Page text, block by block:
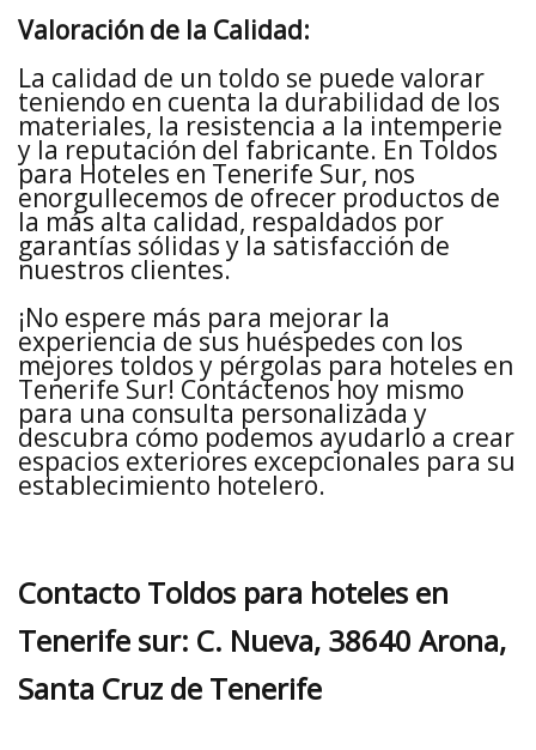
Valoración de la Calidad:
La calidad de un toldo se puede valorar
teniendo en cuenta la durabilidad de los
materiales, la resistencia a la intemperie
y la reputación del fabricante. En Toldos
para Hoteles en Tenerife Sur, nos
enorgullecemos de ofrecer productos de
la más alta calidad, respaldados por
garantías sólidas y la satisfacción de
nuestros clientes.
¡No espere más para mejorar la
experiencia de sus huéspedes con los
mejores toldos y pérgolas para hoteles en
Tenerife Sur! Contáctenos hoy mismo
para una consulta personalizada y
descubra cómo podemos ayudarlo a crear
espacios exteriores excepcionales para su
establecimiento hotelero.
Contacto Toldos para hoteles en
Tenerife sur: C. Nueva, 38640 Arona,
Santa Cruz de Tenerife